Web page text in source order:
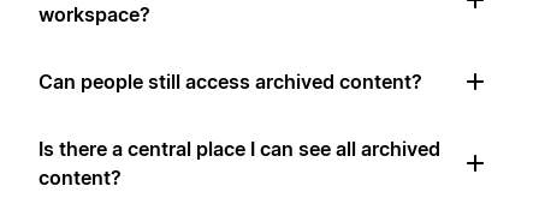
workspace?
Can people still access archived content?
Is there a central place I can see all archived
content?